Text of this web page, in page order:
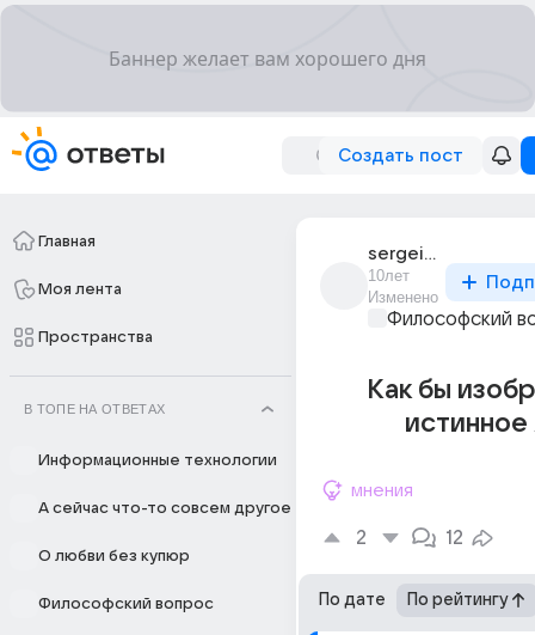
Создать пост
Главная
Моя лента
Пространства
В ТОПЕ НА ОТВЕТАХ
Информационные технологии
А сейчас что-то совсем другое
О любви без купюр
Философский вопрос
sergei_popov_10420
10лет
Изменено
Философский
Как бы
истинное
мнения
2 12
По дате По рейтингу